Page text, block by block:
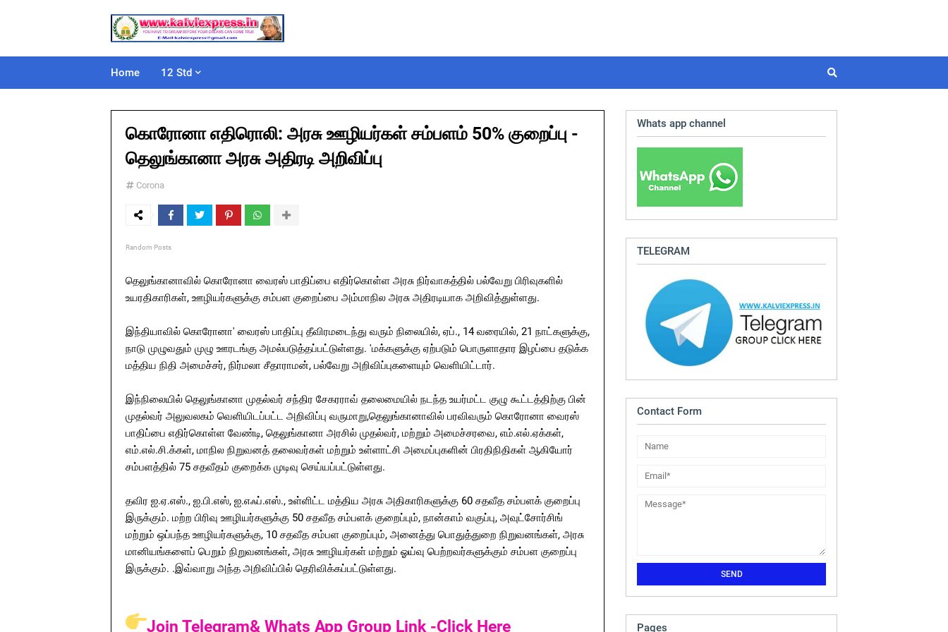
Home 12 Std
கொரோனா எதிரொலி: அரசு ஊழியர்கள் சம்பளம் 50% குறைப்பு -
தெலுங்கானா அரசு அதிரடி அறிவிப்பு
Corona
Random Posts
தெலுங்கானாவில் கொரோனா வைரஸ் பாதிப்பை எதிர்கொள்ள அரசு நிர்வாகத்தில் பல்வேறு பிரிவுகளில்
உயரதிகாரிகள், ஊழியர்களுக்கு சம்பள குறைப்பை அம்மாநில அரசு அதிரடியாக அறிவித்துள்ளது.
இந்தியாவில் கொரோனா' வைரஸ் பாதிப்பு தீவிரமடைந்து வரும் நிலையில், ஏப்., 14 வரையில், 21 நாட்களுக்கு,
நாடு முழுவதும் முழு ஊரடங்கு அமல்படுத்தப்பட்டுள்ளது. 'மக்களுக்கு ஏற்படும் பொருளாதார இழப்பை தடுக்க
மத்திய நிதி அமைச்சர், நிர்மலா சீதாராமன், பல்வேறு அறிவிப்புகளையும் வெளியிட்டார்.
இந்நிலையில் தெலுங்கானா முதல்வர் சந்திர சேகரராவ் தலைமையில் நடந்த உயர்மட்ட குழு கூட்டத்திற்கு பின்
முதல்வர் அலுவலகம் வெளியிடப்பட்ட அறிவிப்பு வருமாறு,தெலுங்கானாவில் பரவிவரும் கொரோனா வைரஸ்
பாதிப்பை எதிர்கொள்ள வேண்டி, தெலுங்கானா அரசில் முதல்வர், மற்றும் அமைச்சரவை, எம்.எல்.ஏக்கள்,
எம்.எல்.சி.க்கள், மாநில நிறுவனத் தலைவர்கள் மற்றும் உள்ளாட்சி அமைப்புகளின் பிரதிநிதிகள் ஆகியோர்
சம்பளத்தில் 75 சதவீதம் குறைக்க முடிவு செய்யப்பட்டுள்ளது.
தவிர ஐ.ஏ.எஸ்., ஐ.பி.எஸ், ஐ.எஃப்.எஸ்., உள்ளிட்ட மத்திய அரசு அதிகாரிகளுக்கு 60 சதவீத சம்பளக் குறைப்பு
இருக்கும். மற்ற பிரிவு ஊழியர்களுக்கு 50 சதவீத சம்பளக் குறைப்பும், நான்காம் வகுப்பு, அவுட்சோர்சிங்
மற்றும் ஒப்பந்த ஊழியர்களுக்கு, 10 சதவீத சம்பள குறைப்பும், அனைத்து பொதுத்துறை நிறுவனங்கள், அரசு
மானியங்களைப் பெறும் நிறுவனங்கள், அரசு ஊழியர்கள் மற்றும் ஓய்வு பெற்றவர்களுக்கும் சம்பள குறைப்பு
இருக்கும். .இவ்வாறு அந்த அறிவிப்பில் தெரிவிக்கப்பட்டுள்ளது.
Join Telegram& Whats App Group Link -Click Here
Whats app channel
TELEGRAM
Contact Form
Pages